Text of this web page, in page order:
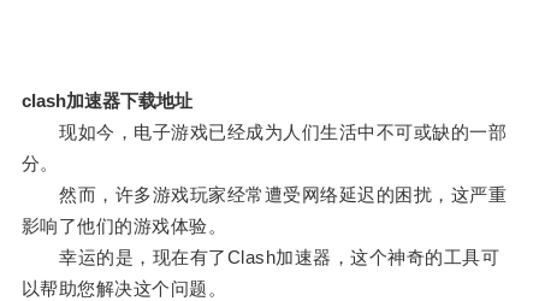
clash加速器下载地址
现如今，电子游戏已经成为人们生活中不可或缺的一部
分。
然而，许多游戏玩家经常遭受网络延迟的困扰，这严重
影响了他们的游戏体验。
幸运的是，现在有了Clash加速器，这个神奇的工具可
以帮助您解决这个问题。